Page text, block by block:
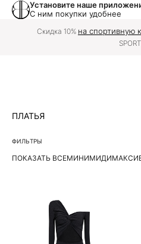
Установите наше
С ним покупки удобнее
Скидка 10% на спортивную
ПЛАТЬЯ
ФИЛЬТРЫ
ПОКАЗАТЬ ВСЕМИНИМИДИМАКСИ